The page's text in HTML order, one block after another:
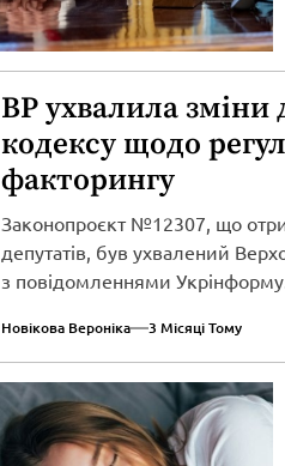
ВР ухвалила зміни
кодексу щодо
факторингу
Законопроєкт №12307, що
депутатів, був ухвалений
з повідомленнями
Новікова Вероніка 3 Місяці Тому